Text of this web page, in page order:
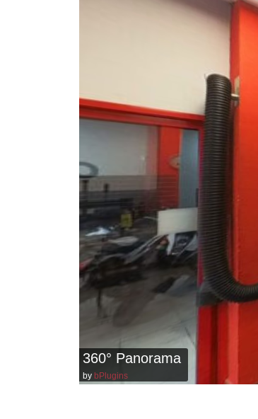
360° Panorama
by bPlugins